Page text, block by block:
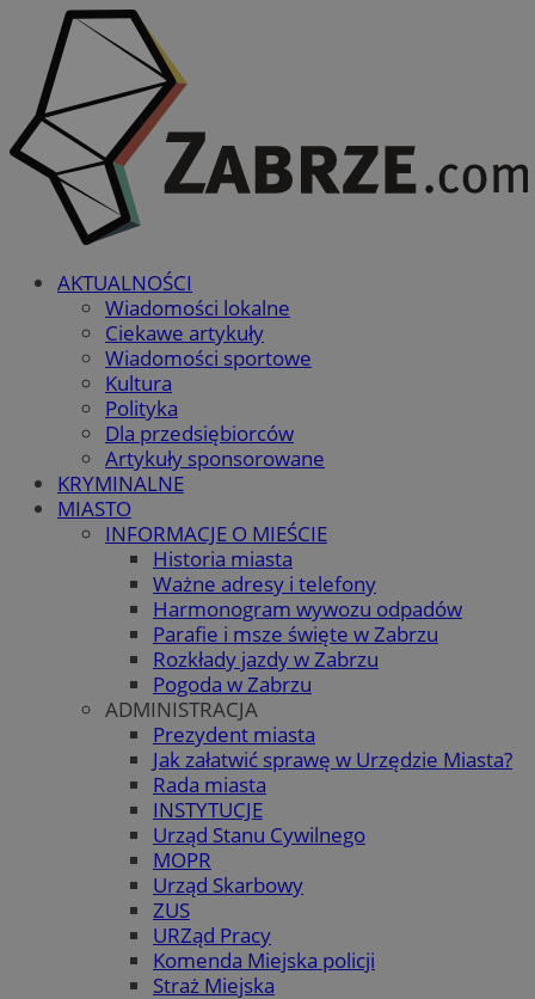
AKTUALNOŚCI
Wiadomości lokalne
Ciekawe artykuły
Wiadomości sportowe
Kultura
Polityka
Dla przedsiębiorców
Artykuły sponsorowane
KRYMINALNE
MIASTO
INFORMACJE O MIEŚCIE
Historia miasta
Ważne adresy i telefony
Harmonogram wywozu odpadów
Parafie i msze święte w Zabrzu
Rozkłady jazdy w Zabrzu
Pogoda w Zabrzu
ADMINISTRACJA
Prezydent miasta
Jak załatwić sprawę w Urzędzie Miasta?
Rada miasta
INSTYTUCJE
Urząd Stanu Cywilnego
MOPR
Urząd Skarbowy
ZUS
URZąd Pracy
Komenda Miejska policji
Straż Miejska